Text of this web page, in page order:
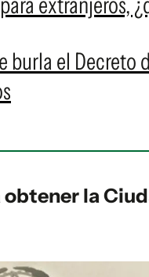
burla el Decreto
la